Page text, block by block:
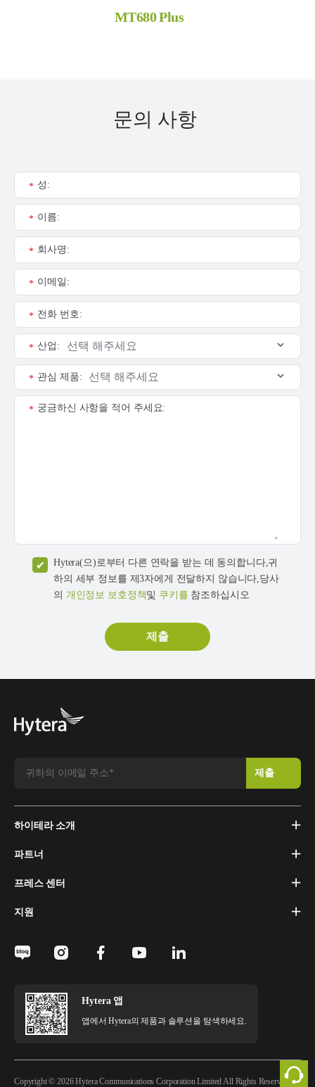
MT680 Plus
문의 사항
성:
*
이름:
*
회사명:
*
이메일:
*
전화 번호:
*
산업:
*
관심 제품:
*
궁금하신 사항을 적어 주세요:
*
Hytera(으)로부터 다른 연락을 받는 데 동의합니다,귀
하의 세부 정보를 제3자에게 전달하지 않습니다,당사
의 개인정보 보호정책및 쿠키를 참조하십시오
하이테라 소개
파트너
프레스 센터
지원
Hytera 앱
앱에서 Hytera의 제품과 솔루션을 탐색하세요.
Copyright © 2026 Hytera Communications Corporation Limited All Rights Reserved